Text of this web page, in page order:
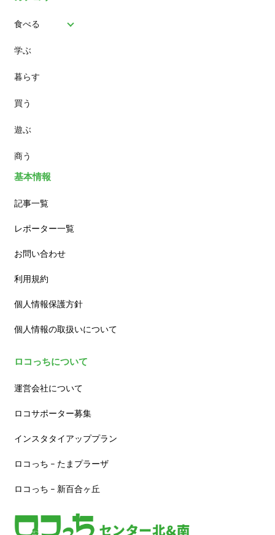
食べる
パン
スイーツ
ランチ
カフェ
学ぶ
暮らす
買う
遊ぶ
商う
基本情報
記事一覧
レポーター一覧
お問い合わせ
利用規約
個人情報保護方針
個人情報の取扱いについて
ロコっちについて
運営会社について
ロコサポーター募集
インスタタイアッププラン
ロコっち – たまプラーザ
ロコっち – 新百合ヶ丘